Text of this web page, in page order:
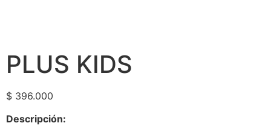
PLUS KIDS
$ 396.000
Descripción: